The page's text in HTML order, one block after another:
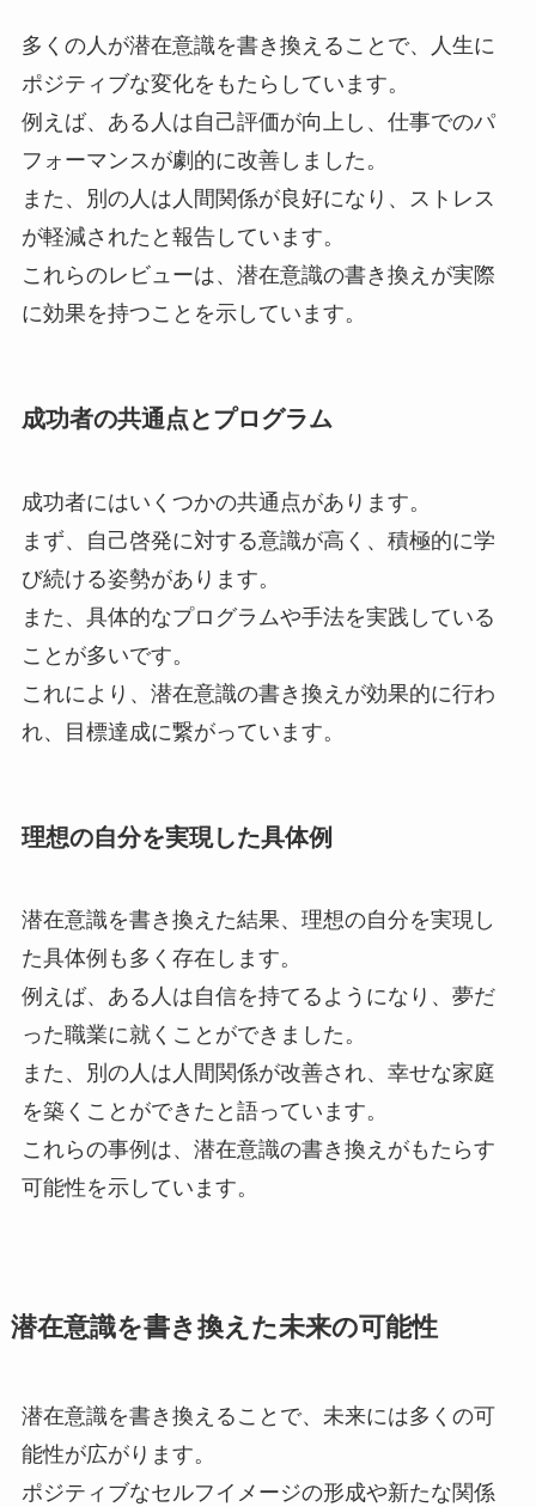
多くの人が潜在意識を書き換えることで、人生に
ポジティブな変化をもたらしています。
例えば、ある人は自己評価が向上し、仕事でのパ
フォーマンスが劇的に改善しました。
また、別の人は人間関係が良好になり、ストレス
が軽減されたと報告しています。
これらのレビューは、潜在意識の書き換えが実際
に効果を持つことを示しています。
成功者の共通点とプログラム
成功者にはいくつかの共通点があります。
まず、自己啓発に対する意識が高く、積極的に学
び続ける姿勢があります。
また、具体的なプログラムや手法を実践している
ことが多いです。
これにより、潜在意識の書き換えが効果的に行わ
れ、目標達成に繋がっています。
理想の自分を実現した具体例
潜在意識を書き換えた結果、理想の自分を実現し
た具体例も多く存在します。
例えば、ある人は自信を持てるようになり、夢だ
った職業に就くことができました。
また、別の人は人間関係が改善され、幸せな家庭
を築くことができたと語っています。
これらの事例は、潜在意識の書き換えがもたらす
可能性を示しています。
潜在意識を書き換えた未来の可能性
潜在意識を書き換えることで、未来には多くの可
能性が広がります。
ポジティブなセルフイメージの形成や新たな関係